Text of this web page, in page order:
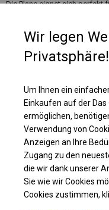
Die Plane eignet sich perfekt
Wenn sich in der Nähe des
möchten, Feuerquellen
Lagerzelt nachzudenken, in
Wir legen
Privatsphäre!
Um Ihnen ein
Einkaufen auf der
ermöglichen,
Verwendung von
Anzeigen an Ihre
Zugang zu den
die wir dank unserer
Sie wie wir Cookies
Cookies zustimmen,